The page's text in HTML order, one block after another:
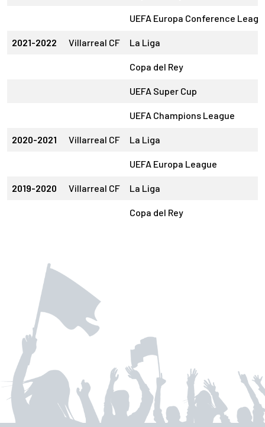
UEFA Europa Conference
2021-2022 Villarreal CF La Liga
Copa del Rey
UEFA Super Cup
UEFA Champions League
2020-2021 Villarreal CF La Liga
UEFA Europa League
2019-2020 Villarreal CF La Liga
Copa del Rey